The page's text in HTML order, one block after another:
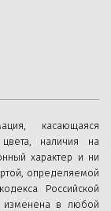
касающаяся
цвета, наличия на
характер и ни
определяемой
Российской
в любой